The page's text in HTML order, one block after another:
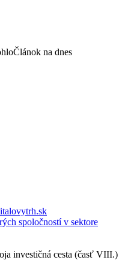
Článok na dnes
spoločností v sektore
investičná cesta (časť VIII.)